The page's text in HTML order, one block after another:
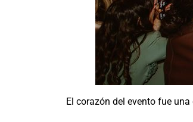
El corazón del evento fue